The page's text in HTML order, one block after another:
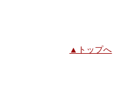
▲トップへ